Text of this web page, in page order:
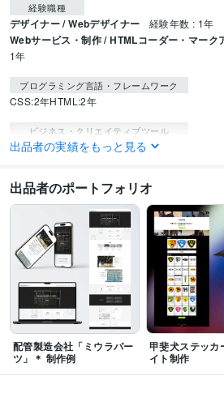
経験職種
デザイナー / Webデザイナー 経験年数 : 1年
Webサービス・制作 / HTMLコーダー・マーク
1年
プログラミング言語・フレームワーク
CSS:2年HTML:2年
ビジネス・クリエイティブツール
Wix:2年WordPress:2年Excel:6年
Google ドキュメント:3年
Figma:2年
得意分野
Web制作・HP作成・EC構築 ホームページ制
語学力
英語 日常会話レベル
出品者の実績をもっと見る
出品者のポートフォリオ
配管製造会社「ミウラパー
ツ」＊ 制作例
甲斐犬ステッ
イト制作